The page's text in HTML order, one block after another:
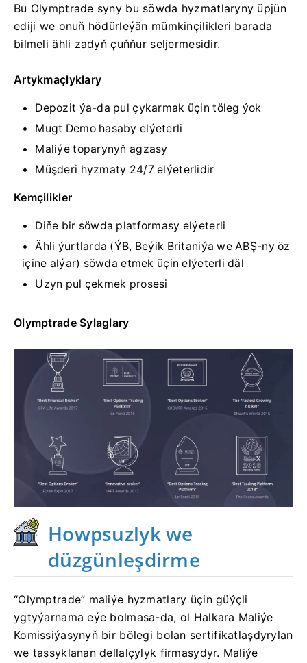
Bu Olymptrade syny bu söwda hyzmatlaryny üpjün
ediji we onuň hödürleýän mümkinçilikleri barada
bilmeli ähli zadyň çuňňur seljermesidir.
Artykmaçlyklary
Depozit ýa-da pul çykarmak üçin töleg ýok
Mugt Demo hasaby elýeterli
Maliýe toparynyň agzasy
Müşderi hyzmaty 24/7 elýeterlidir
Kemçilikler
Diňe bir söwda platformasy elýeterli
Ähli ýurtlarda (ÝB, Beýik Britaniýa we ABŞ-ny öz
içine alýar) söwda etmek üçin elýeterli däl
Uzyn pul çekmek prosesi
Olymptrade Sylaglary
Howpsuzlyk we
düzgünleşdirme
“Olymptrade” maliýe hyzmatlary üçin güýçli
ygtyýarnama eýe bolmasa-da, ol Halkara Maliýe
Komissiýasynyň bir bölegi bolan sertifikatlaşdyrylan
we tassyklanan dellalçylyk firmasydyr. Maliýe